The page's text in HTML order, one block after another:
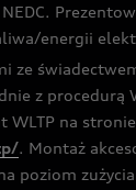
energii
ze
z procedurą
WLTP na stronie
. Montaż
poziom